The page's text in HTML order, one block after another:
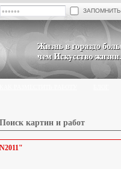
ЗАПОМНИТЬ
Поиск картин и работ